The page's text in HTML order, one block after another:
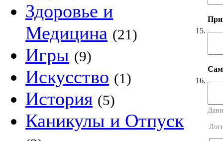
Здоровье и
Медицина (21)
Игры (9)
Искусство (1)
История (5)
Каникулы и Отпуск
15.
16.